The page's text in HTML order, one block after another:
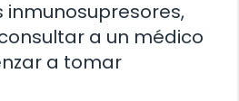
a un médico
a tomar